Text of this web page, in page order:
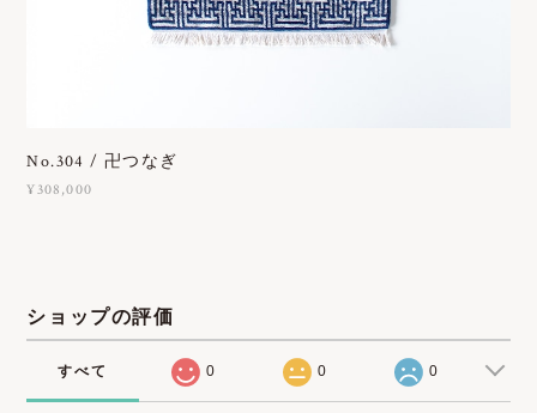
No.304 / 卍つなぎ
¥308,000
ショップの評価
すべて 0 0 0